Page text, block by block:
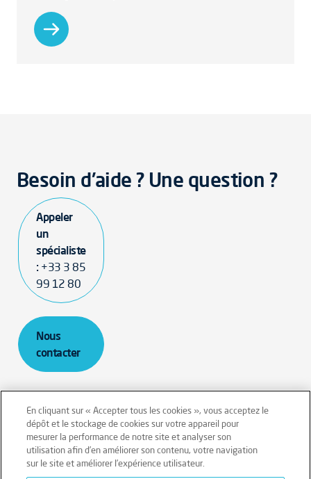
Besoin d'aide ? Une question ?
Appeler
un
spécialiste
: +33 3 85
99 12 80
Nous
contacter
Mentions légales
Conditions générales
Données personnelles
En cliquant sur « Accepter tous les cookies », vous acceptez le
dépôt et le stockage de cookies sur votre appareil pour
mesurer la performance de notre site et analyser son
utilisation afin d’en améliorer son contenu, votre navigation
sur le site et améliorer l’expérience utilisateur.